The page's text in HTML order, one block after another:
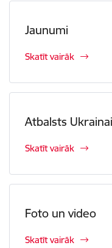
Jaunumi
Skatīt vairāk
Atbalsts
Skatīt vairāk
Foto un video
Skatīt vairāk